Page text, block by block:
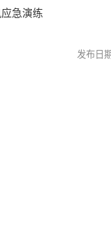
急演练